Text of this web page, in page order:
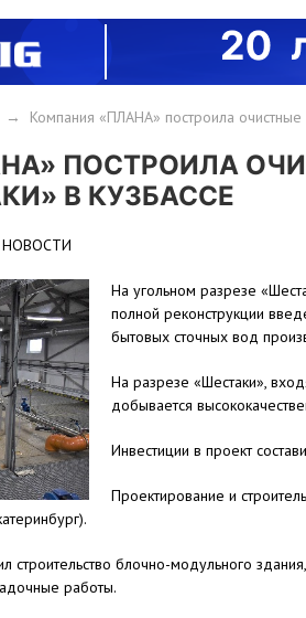
→ Компания «ПЛАНА» построила
ПОСТРОИЛА
В КУЗБАССЕ
На угольном разрезе
полной реконструкции
бытовых сточных вод
На разрезе «Шестаки»,
добывается
Инвестиции в проект
Проектирование и
строительство блочно-модульного
работы.